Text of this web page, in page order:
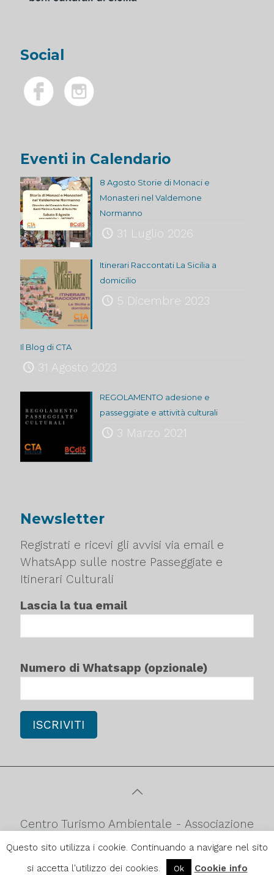
Social
Eventi in Calendario
8 Agosto Storie di Monaci e
Monasteri nel Valdemone
Normanno
31 Luglio 2026
Itinerari Raccontati La Sicilia a
domicilio
5 Dicembre 2023
Il Blog di CTA
31 Agosto 2023
REGOLAMENTO adesione e
passeggiate e attività culturali
3 Marzo 2021
Newsletter
Registrati e ricevi gli avvisi via email e
WhatsApp sulle nostre Passeggiate e
Itinerari Culturali
Lascia la tua email
Numero di Whatsapp (opzionale)
Centro Turismo Ambientale - Associazione
culturale di promozione turistica
ambientale C.F.90052980879
Questo sito utilizza i cookie. Continuando a navigare nel sito
si accetta l'utilizzo dei cookies.
Ok Cookie info